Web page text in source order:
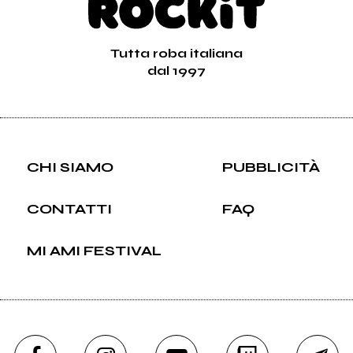
Tutta roba italiana
dal 1997
CHI SIAMO PUBBLICITÀ
CONTATTI FAQ
MI AMI FESTIVAL